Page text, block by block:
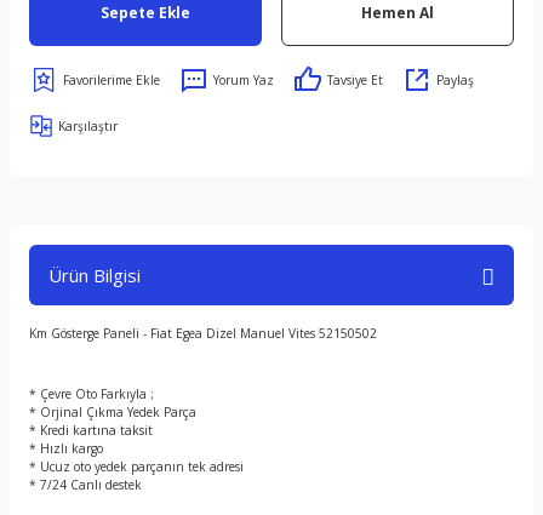
Sepete Ekle Hemen Al
Yorum Yaz Tavsiye Et Paylaş
Karşılaştır
Ürün Bilgisi
Km Gösterge Paneli - Fiat Egea Dizel Manuel Vites 52150502
* Çevre Oto Farkıyla ;
* Orjinal Çıkma Yedek Parça
* Kredi kartına taksit
* Hızlı kargo
* Ucuz oto yedek parçanın tek adresi
* 7/24 Canlı destek